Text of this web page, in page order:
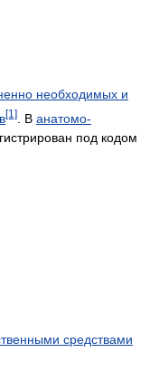
необходимых и
[1] . В анатомо-
под кодом
средствами